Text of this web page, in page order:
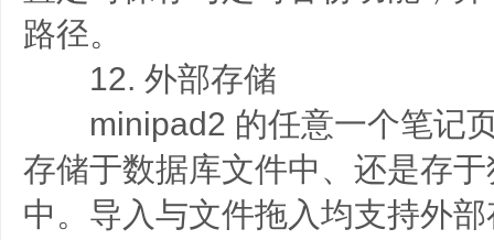
路径。
12. 外部存储
minipad2 的任意一个笔记页
存储于数据库文件中、还是存
中。导入与文件拖入均支持外